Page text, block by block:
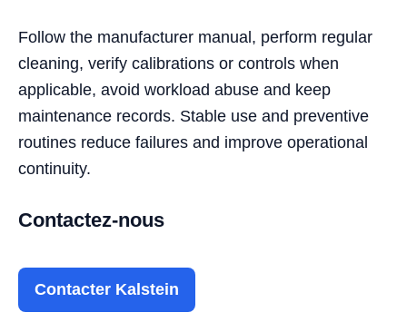
Follow the manufacturer manual, perform regular
cleaning, verify calibrations or controls when
applicable, avoid workload abuse and keep
maintenance records. Stable use and preventive
routines reduce failures and improve operational
continuity.
Contactez-nous
Contacter Kalstein